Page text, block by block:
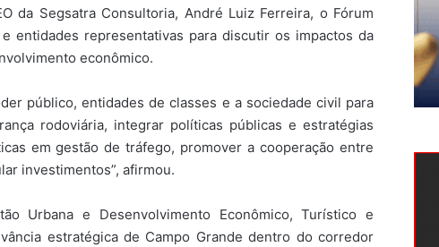
da Segsatra Consultoria, André Luiz Ferreira, o Fórum
entidades representativas para discutir os impactos da
econômico.
público, entidades de classes e a sociedade civil para
rodoviária, integrar políticas públicas e estratégias
em gestão de tráfego, promover a cooperação entre
investimentos”, afirmou.
Urbana e Desenvolvimento Econômico, Turístico e
estratégica de Campo Grande dentro do corredor